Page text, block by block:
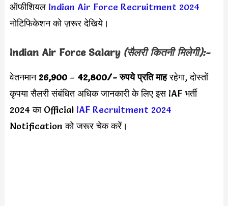
ऑफीशियल Indian Air Force Recruitment 2024
नोटिफिकेशन को ज़रूर देखिये।
Indian Air Force Salary (सैलरी कितनी मिलेगी):-
वेतनमान 26,900– 42,800/- रुपये प्रति माहरहेगा, दोस्तों
कृपया सैलरी संबंधित अधिक जानकारी के लिए इस IAF भर्ती
2024 का Official IAF Recruitment 2024
Notification को जरूर चेक करें।